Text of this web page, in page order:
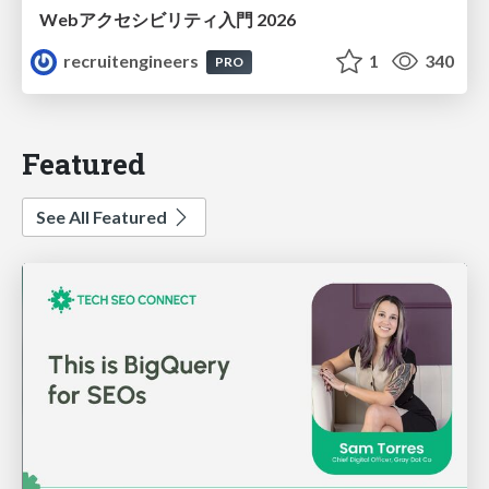
Webアクセシビリティ入門 2026
recruitengineers
PRO 1 340
Featured
See All Featured